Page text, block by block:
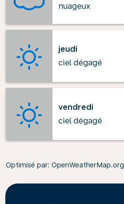
nuageux
jeudi
ciel dégagé
vendredi
ciel dégagé
Optimisé par: OpenWeatherMap.org